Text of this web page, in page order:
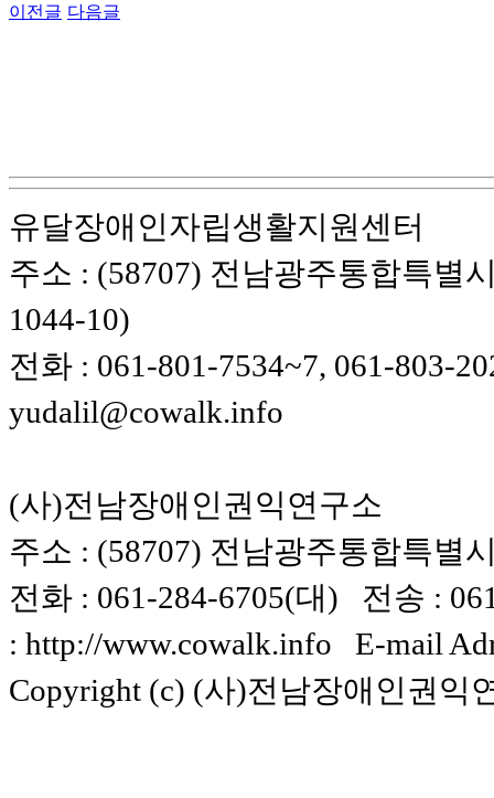
이전글 다음글
유달장애인자립생활지원센터
주소 : (58707) 전남광주통합특별
1044-10)
전화 : 061-801-7534~7, 061-803-
yudalil@cowalk.info
(사)전남장애인권익연구소
주소 : (58707) 전남광주통합특별
전화 : 061-284-6705(대) 전송 :
: http://www.cowalk.info E-mail
Copyright (c) (사)전남장애인권익